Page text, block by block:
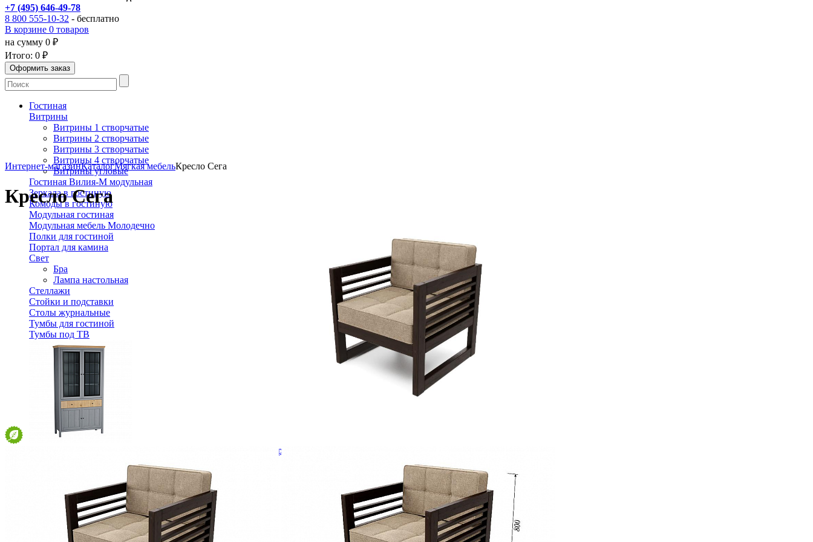
+7 (495) 646-49-78
8 800 555-10-32 - бесплатно
В корзине 0 товаров
на сумму 0 ₽
Итого: 0 ₽
Гостиная
Витрины
Витрины 1 створчатые
Витрины 2 створчатые
Витрины 3 створчатые
Витрины 4 створчатые
Витрины угловые
Гостиная Вилия-М модульная
Зеркала в гостиную
Комоды в гостиную
Модульная гостиная
Модульная мебель Молодечно
Полки для гостиной
Портал для камина
Свет
Бра
Лампа настольная
Стеллажи
Стойки и подставки
Столы журнальные
Тумбы для гостиной
Тумбы под ТВ
Шкаф для посуды Сканди 222СТЧ стеклянные и глухие двери серый 7046/антик
Деревянные кровати с подъемным механизмом
Интернет-магазинКаталогМягкая мебельКресло Сега
Кресло Сега